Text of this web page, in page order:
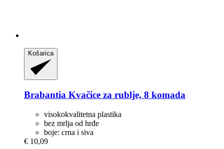
Košarica
Brabantia Kvačice za rublje, 8 komada
visokokvalitetna plastika
bez mrlja od hrđe
boje: crna i siva
€ 10,09